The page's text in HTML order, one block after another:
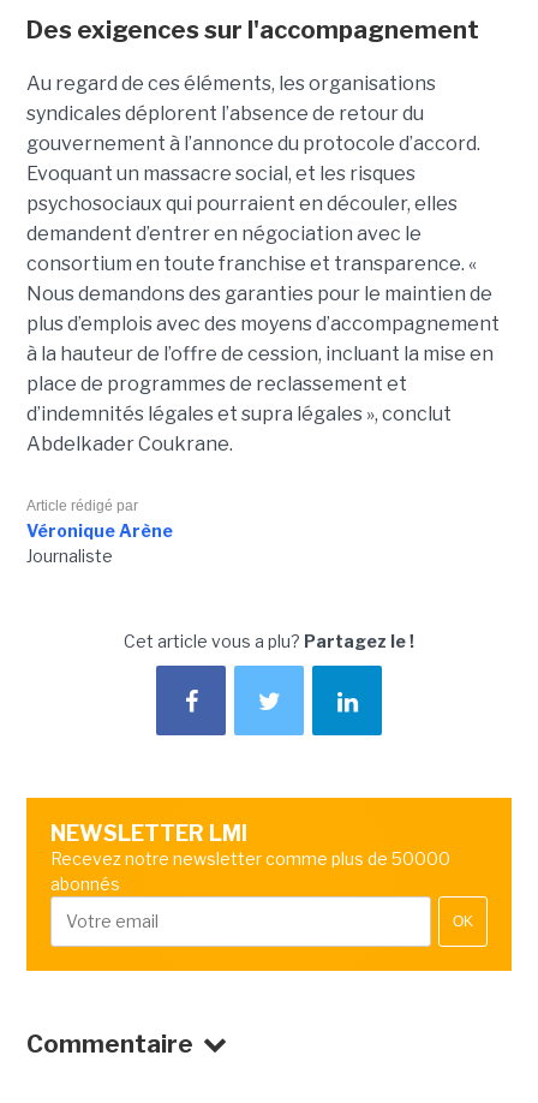
Des exigences sur l'accompagnement
Au regard de ces éléments, les organisations
syndicales déplorent l’absence de retour du
gouvernement à l’annonce du protocole d’accord.
Evoquant un massacre social, et les risques
psychosociaux qui pourraient en découler, elles
demandent d’entrer en négociation avec le
consortium en toute franchise et transparence. «
Nous demandons des garanties pour le maintien de
plus d’emplois avec des moyens d’accompagnement
à la hauteur de l’offre de cession, incluant la mise en
place de programmes de reclassement et
d’indemnités légales et supra légales », conclut
Abdelkader Coukrane.
Article rédigé par
Véronique Arène
Journaliste
Cet article vous a plu? Partagez le !
NEWSLETTER LMI
Recevez notre newsletter comme plus de 50000
abonnés
OK
Commentaire